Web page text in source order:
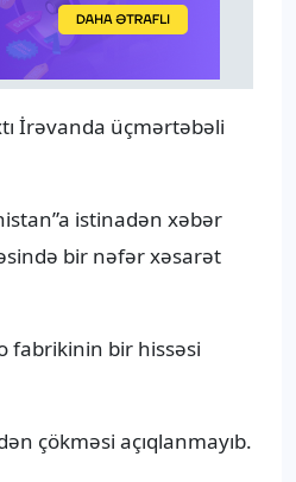
İrəvanda üçmərtəbəli
istinadən xəbər
bir nəfər xəsarət
fabrikinin bir hissəsi
çökməsi açıqlanmayıb.